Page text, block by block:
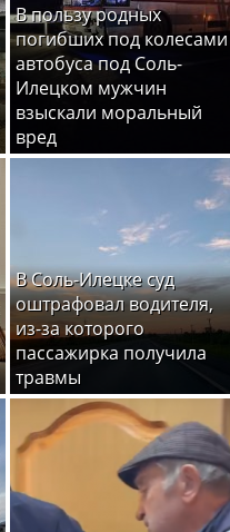
В пользу родных
погибших под колесами
автобуса под Соль-
Илецком мужчин
взыскали моральный
вред
В Соль-Илецке суд
оштрафовал водителя,
из-за которого
пассажирка получила
травмы